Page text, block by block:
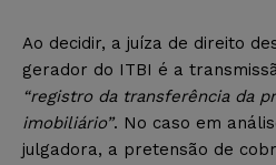
Ao decidir, a juíza de direito
gerador do ITBI é a
“registro da transferência da
imobiliário”. No caso em
julgadora, a pretensão de